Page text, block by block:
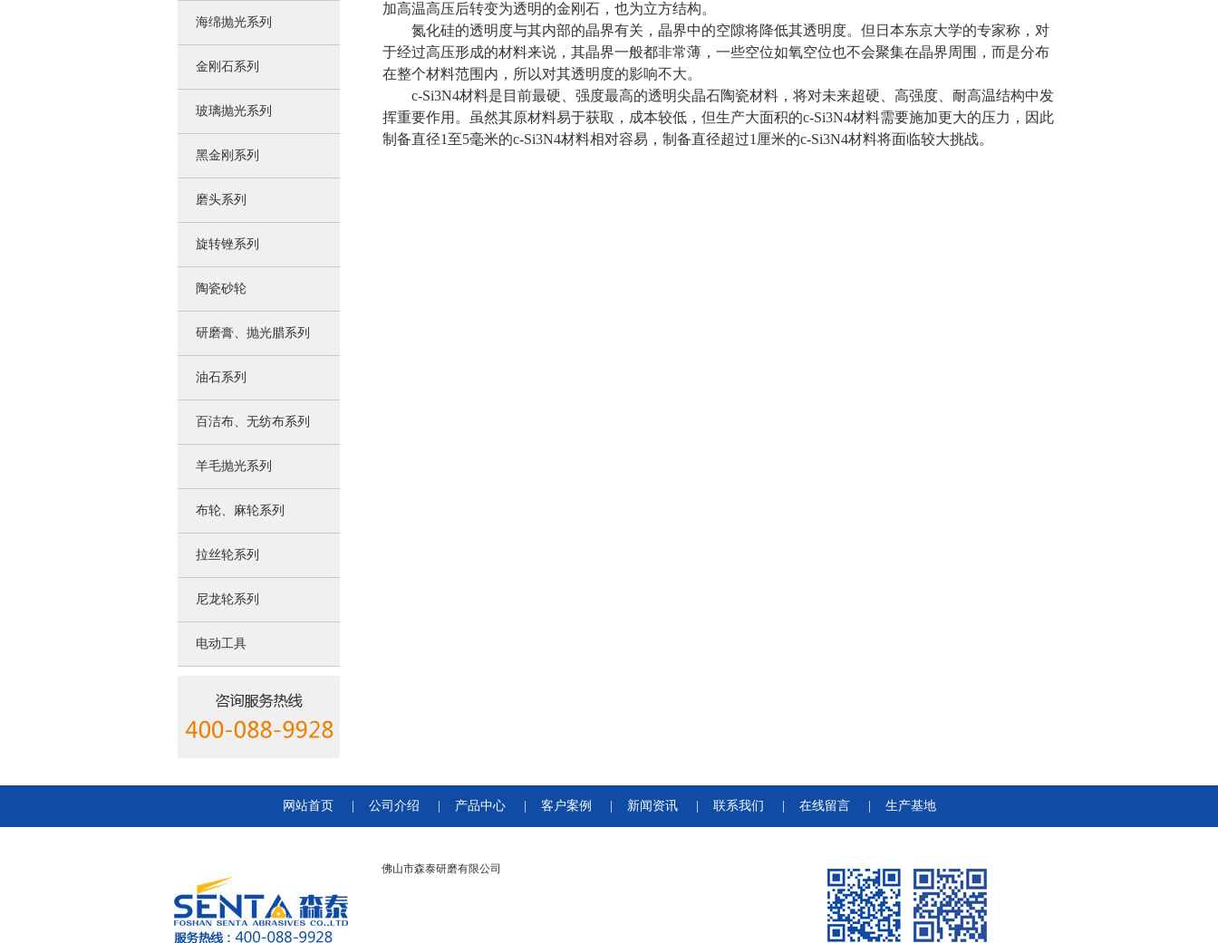
海绵抛光系列
金刚石系列
玻璃抛光系列
黑金刚系列
磨头系列
旋转锉系列
陶瓷砂轮
研磨膏、抛光腊系列
油石系列
百洁布、无纺布系列
羊毛抛光系列
布轮、麻轮系列
拉丝轮系列
尼龙轮系列
电动工具
加高温高压后转变为透明的金刚石，也为立方结构。
氮化硅的透明度与其内部的晶界有关，晶界中的空隙将降低其透明度。但日本东京大学的专家称，对
于经过高压形成的材料来说，其晶界一般都非常薄，一些空位如氧空位也不会聚集在晶界周围，而是分布
在整个材料范围内，所以对其透明度的影响不大。
c-Si3N4材料是目前最硬、强度最高的透明尖晶石陶瓷材料 ，将对未来超硬、高强度、耐高温结构中发
挥重要作用。虽然其原材料易于获取，成本较低，但生产大面积的c-Si3N4材料需要施加更大的压力，因此
制备直径1至5毫米的c-Si3N4材料相对容易，制备直径超过1厘米的c-Si3N4材料将面临较大挑战。
网站首页 公司介绍 产品中心 客户案例 新闻资讯 联系我们 在线留言 生产基地
佛山市森泰研磨有限公司